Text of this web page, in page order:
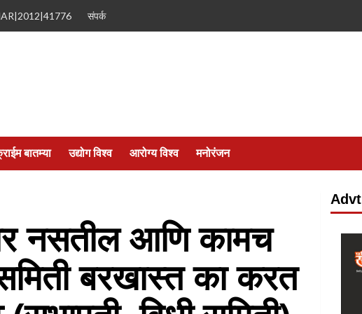
संपर्क
बातम्या उद्योग विश्व आरोग्य विश्व मनोरंजन
नसतील आणि कामच
बरखास्त का करत
Advt